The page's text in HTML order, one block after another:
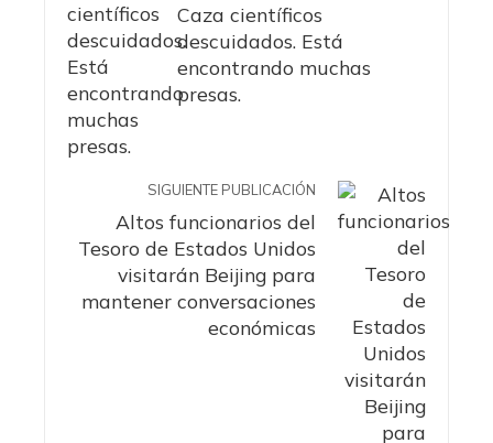
Caza científicos
descuidados. Está
encontrando muchas
presas.
SIGUIENTE PUBLICACIÓN
Altos funcionarios del
Tesoro de Estados Unidos
visitarán Beijing para
mantener conversaciones
económicas